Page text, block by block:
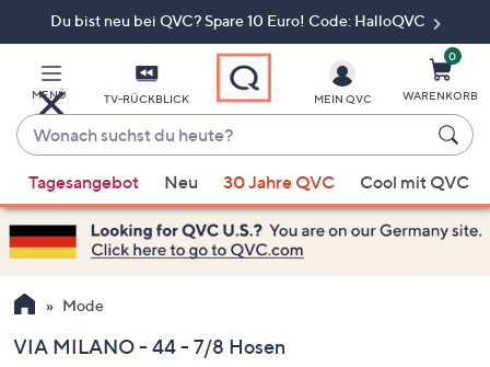
Du bist neu bei QVC? Spare 10 Euro! Code: HalloQVC
MENÜ TV-RÜCKBLICK
Wonach
suchst
du
heute?
Vorschläge
verfügbar
sind,
verwenden
Sie
Pfeiltasten
MEIN QVC
0
WARENKORB
Tagesangebot Neu 30 Jahre QVC Cool mit QVC
Mode
VIA MILANO - 44 - 7/8 Hosen